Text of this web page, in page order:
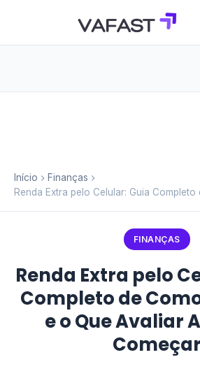
Início
Finanças
Renda Extra pelo Celular: Guia Completo
FINANÇAS
Renda Extra pelo
Completo de
e o Que Avaliar
Começar